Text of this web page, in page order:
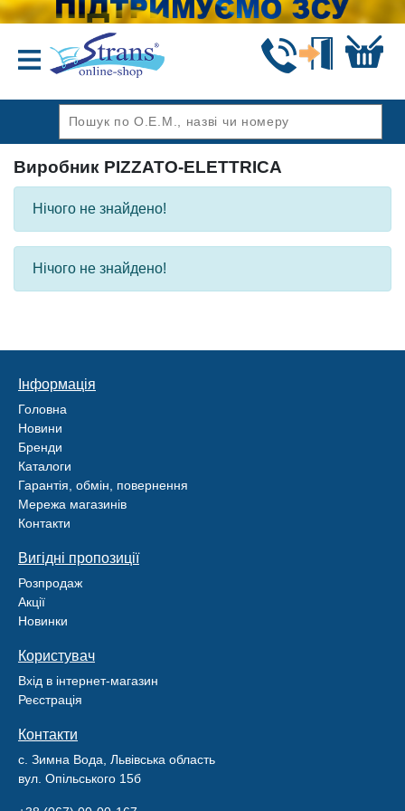
Виробник PIZZATO-ELETTRICA
Нічого не знайдено!
Нічого не знайдено!
Інформація
Головна
Новини
Бренди
Каталоги
Гарантія, обмін, повернення
Мережа магазинів
Контакти
Вигідні пропозиції
Розпродаж
Акції
Новинки
Користувач
Вхід в інтернет-магазин
Реєстрація
Контакти
с. Зимна Вода, Львівська область
вул. Опільського 15б